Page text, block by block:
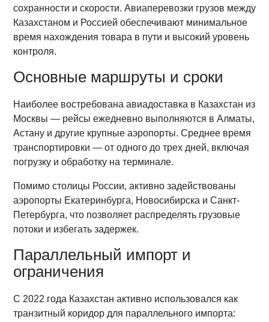
сохранности и скорости. Авиаперевозки грузов между
Казахстаном и Россией обеспечивают минимальное
время нахождения товара в пути и высокий уровень
контроля.
Основные маршруты и сроки
Наиболее востребована авиадоставка в Казахстан из
Москвы — рейсы ежедневно выполняются в Алматы,
Астану и другие крупные аэропорты. Среднее время
транспортировки — от одного до трех дней, включая
погрузку и обработку на терминале.
Помимо столицы России, активно задействованы
аэропорты Екатеринбурга, Новосибирска и Санкт-
Петербурга, что позволяет распределять грузовые
потоки и избегать задержек.
Параллельный импорт и
ограничения
С 2022 года Казахстан активно использовался как
транзитный коридор для параллельного импорта: